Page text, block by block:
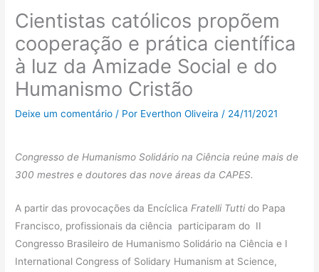
Cientistas católicos propõem
cooperação e prática científica
à luz da Amizade Social e do
Humanismo Cristão
Deixe um comentário / Por Everthon Oliveira/ 24/11/2021
Congresso de Humanismo Solidário na Ciência reúne mais de
300 mestres e doutores das nove áreas da CAPES.
A partir das provocações da Encíclica Fratelli Tuttido Papa
Francisco, profissionais da ciência participaram do II
Congresso Brasileiro de Humanismo Solidário na Ciência e I
International Congress of Solidary Humanism at Science,